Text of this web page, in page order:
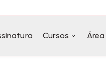
Cursos